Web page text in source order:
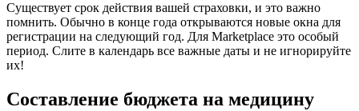
Существует срок действия вашей страховки, и это важно
помнить. Обычно в конце года открываются новые окна для
регистрации на следующий год. Для Marketplace это особый
период. Слите в календарь все важные даты и не игнорируйте
их!
Составление бюджета на медицину